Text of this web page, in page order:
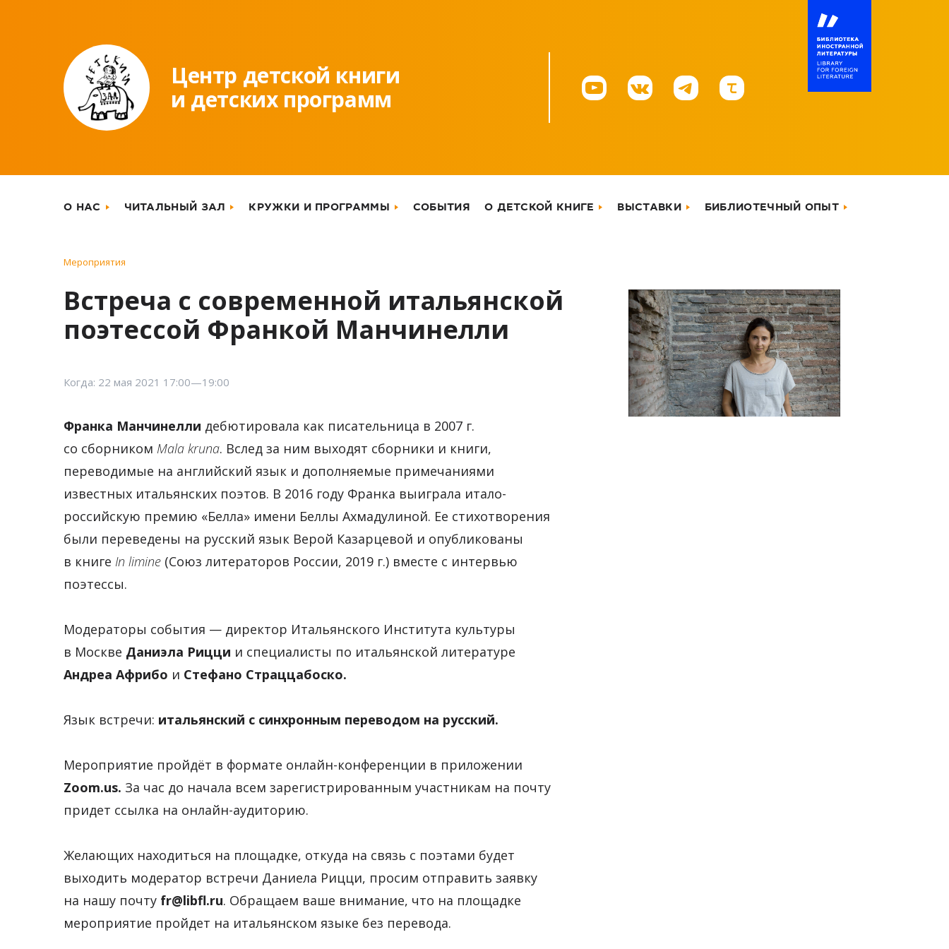
Центр детской книги
и детских программ
О НАС ЧИТАЛЬНЫЙ ЗАЛ КРУЖКИ И ПРОГРАММЫ СОБЫТИЯ О ДЕТСКОЙ КНИГЕ ВЫСТАВКИ БИБЛИОТЕЧНЫЙ ОПЫТ
Мероприятия
Встреча с современной итальянской
поэтессой Франкой Манчинелли
Когда: 22 мая 2021 17:00—19:00
Франка Манчинелли дебютировала как писательница в 2007 г.
со сборником Mala kruna. Вслед за ним выходят сборники и книги,
переводимые на английский язык и дополняемые примечаниями
известных итальянских поэтов. В 2016 году Франка выиграла итало-
российскую премию «Белла» имени Беллы Ахмадулиной. Ее стихотворения
были переведены на русский язык Верой Казарцевой и опубликованы
в книге In limine (Союз литераторов России, 2019 г.) вместе с интервью
поэтессы.
Модераторы события — директор Итальянского Института культуры
в Москве Даниэла Рицци и специалисты по итальянской литературе
Андреа Африбо и Стефано Страццабоско.
Язык встречи: итальянский с синхронным переводом на русский.
Мероприятие пройдёт в формате онлайн-конференции в приложении
Zoom.us. За час до начала всем зарегистрированным участникам на почту
придет ссылка на онлайн-аудиторию.
Желающих находиться на площадке, откуда на связь с поэтами будет
выходить модератор встречи Даниела Рицци, просим отправить заявку
на нашу почту fr@libfl.ru. Обращаем ваше внимание, что на площадке
мероприятие пройдет на итальянском языке без перевода.